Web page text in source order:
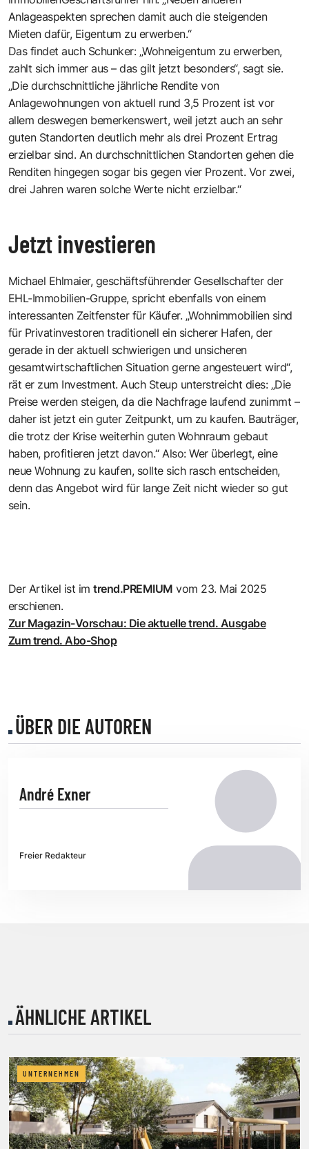
Anlageaspekten sprechen damit auch die steigenden
Mieten dafür, Eigentum zu erwerben.“
Das findet auch Schunker: „Wohneigentum zu erwerben,
zahlt sich immer aus – das gilt jetzt besonders“, sagt sie.
„Die durchschnittliche jährliche Rendite von
Anlagewohnungen von aktuell rund 3,5 Prozent ist vor
allem deswegen bemerkenswert, weil jetzt auch an sehr
guten Standorten deutlich mehr als drei Prozent Ertrag
erzielbar sind. An durchschnittlichen Standorten gehen die
Renditen hingegen sogar bis gegen vier Prozent. Vor zwei,
drei Jahren waren solche Werte nicht erzielbar.“
Jetzt investieren
Michael Ehlmaier, geschäftsführender Gesellschafter der
EHL-Immobilien-Gruppe, spricht ebenfalls von einem
interessanten Zeitfenster für Käufer. „Wohnimmobilien sind
für Privatinvestoren traditionell ein sicherer Hafen, der
gerade in der aktuell schwierigen und unsicheren
gesamtwirtschaftlichen Situation gerne angesteuert wird“,
rät er zum Investment. Auch Steup unterstreicht dies: „Die
Preise werden steigen, da die Nachfrage laufend zunimmt –
daher ist jetzt ein guter Zeitpunkt, um zu kaufen. Bauträger,
die trotz der Krise weiterhin guten Wohnraum gebaut
haben, profitieren jetzt davon.“ Also: Wer überlegt, eine
neue Wohnung zu kaufen, sollte sich rasch entscheiden,
denn das Angebot wird für lange Zeit nicht wieder so gut
sein.
Der Artikel ist imtrend.PREMIUM vom 23. Mai 2025
erschienen.
Zur Magazin-Vorschau: Die aktuelle trend. Ausgabe
Zum trend. Abo-Shop
ÜBER DIE AUTOREN
André Exner
Freier Redakteur
ÄHNLICHE ARTIKEL
UNTERNEHMEN